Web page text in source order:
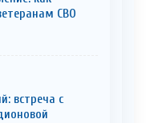
СВО
встреча с